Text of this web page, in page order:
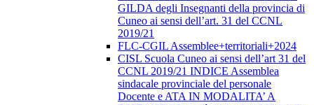
GILDA degli Insegnanti della provincia di
Cuneo ai sensi dell’art. 31 del CCNL
2019/21
FLC-CGIL Assemblee+territoriali+2024
CISL Scuola Cuneo ai sensi dell’art 31 del
CCNL 2019/21 INDICE Assemblea
sindacale provinciale del personale
Docente e ATA IN MODALITA’ A